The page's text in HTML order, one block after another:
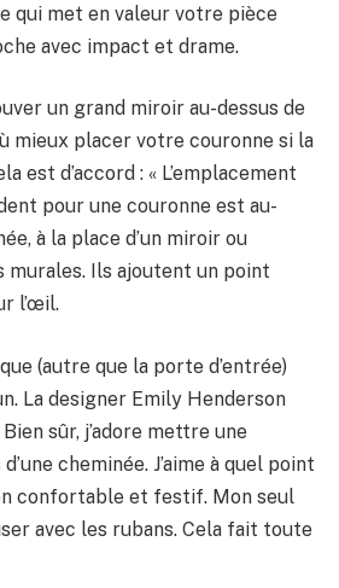
qui met en valeur votre pièce
avec impact et drame.
un grand miroir au-dessus de
mieux placer votre couronne si la
est d’accord : « L’emplacement
pour une couronne est au-
à la place d’un miroir ou
murales. Ils ajoutent un point
l’œil.
(autre que la porte d’entrée)
La designer Emily Henderson
sûr, j’adore mettre une
cheminée. J’aime à quel point
confortable et festif. Mon seul
avec les rubans. Cela fait toute